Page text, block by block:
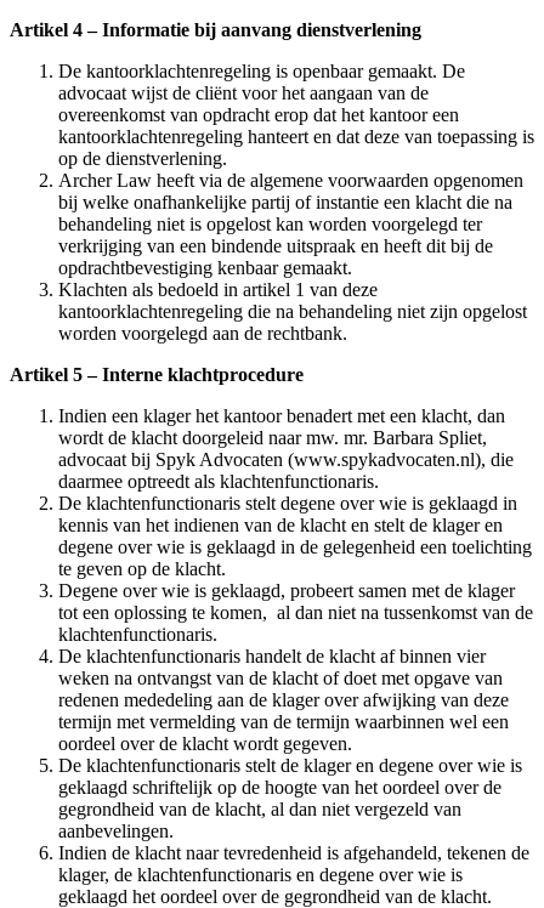
Artikel 4 – Informatie bij aanvang dienstverlening
De kantoorklachtenregeling is openbaar gemaakt. De
advocaat wijst de cliënt voor het aangaan van de
overeenkomst van opdracht erop dat het kantoor een
kantoorklachtenregeling hanteert en dat deze van toepassing is
op de dienstverlening.
Archer Law heeft via de algemene voorwaarden opgenomen
bij welke onafhankelijke partij of instantie een klacht die na
behandeling niet is opgelost kan worden voorgelegd ter
verkrijging van een bindende uitspraak en heeft dit bij de
opdrachtbevestiging kenbaar gemaakt.
Klachten als bedoeld in artikel 1 van deze
kantoorklachtenregeling die na behandeling niet zijn opgelost
worden voorgelegd aan de rechtbank.
Artikel 5 – Interne klachtprocedure
Indien een klager het kantoor benadert met een klacht, dan
wordt de klacht doorgeleid naar mw. mr. Barbara Spliet,
advocaat bij Spyk Advocaten (www.spykadvocaten.nl), die
daarmee optreedt als klachtenfunctionaris.
De klachtenfunctionaris stelt degene over wie is geklaagd in
kennis van het indienen van de klacht en stelt de klager en
degene over wie is geklaagd in de gelegenheid een toelichting
te geven op de klacht.
Degene over wie is geklaagd, probeert samen met de klager
tot een oplossing te komen, al dan niet na tussenkomst van de
klachtenfunctionaris.
De klachtenfunctionaris handelt de klacht af binnen vier
weken na ontvangst van de klacht of doet met opgave van
redenen mededeling aan de klager over afwijking van deze
termijn met vermelding van de termijn waarbinnen wel een
oordeel over de klacht wordt gegeven.
De klachtenfunctionaris stelt de klager en degene over wie is
geklaagd schriftelijk op de hoogte van het oordeel over de
gegrondheid van de klacht, al dan niet vergezeld van
aanbevelingen.
Indien de klacht naar tevredenheid is afgehandeld, tekenen de
klager, de klachtenfunctionaris en degene over wie is
geklaagd het oordeel over de gegrondheid van de klacht.